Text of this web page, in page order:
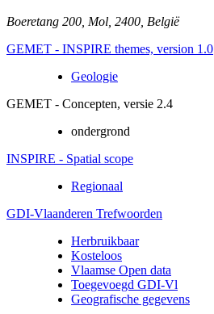
Boeretang 200 Mol 2400 België
GEMET - INSPIRE themes, version 1.0
Geologie
GEMET - Concepten, versie 2.4
ondergrond
INSPIRE - Spatial scope
Regionaal
GDI-Vlaanderen Trefwoorden
Herbruikbaar
Kosteloos
Vlaamse Open data
Toegevoegd GDI-Vl
Geografische gegevens